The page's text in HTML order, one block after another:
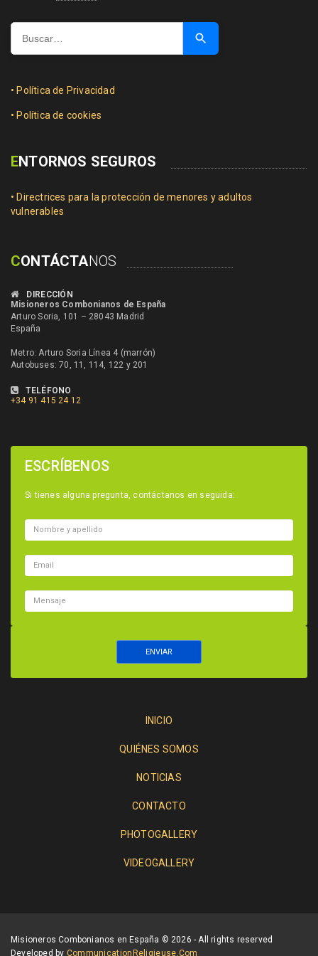
Buscar
• Política de Privacidad
• Política de cookies
ENTORNOS SEGUROS
• Directrices para la protección de menores y adultos
vulnerables
CONTÁCTANOS
DIRECCIÓN
Misioneros Combonianos de España
Arturo Soria, 101 – 28043 Madrid
España
Metro: Arturo Soria Línea 4 (marrón)
Autobuses: 70, 11, 114, 122 y 201
TELÉFONO
+34 91 415 24 12
ESCRÍBENOS
Si tienes alguna pregunta, contáctanos en seguida:
INICIO
QUIÉNES SOMOS
NOTICIAS
CONTACTO
PHOTOGALLERY
VIDEOGALLERY
Misioneros Combonianos en España © 2026 - All rights reserved
Developed by CommunicationReligieuse.com